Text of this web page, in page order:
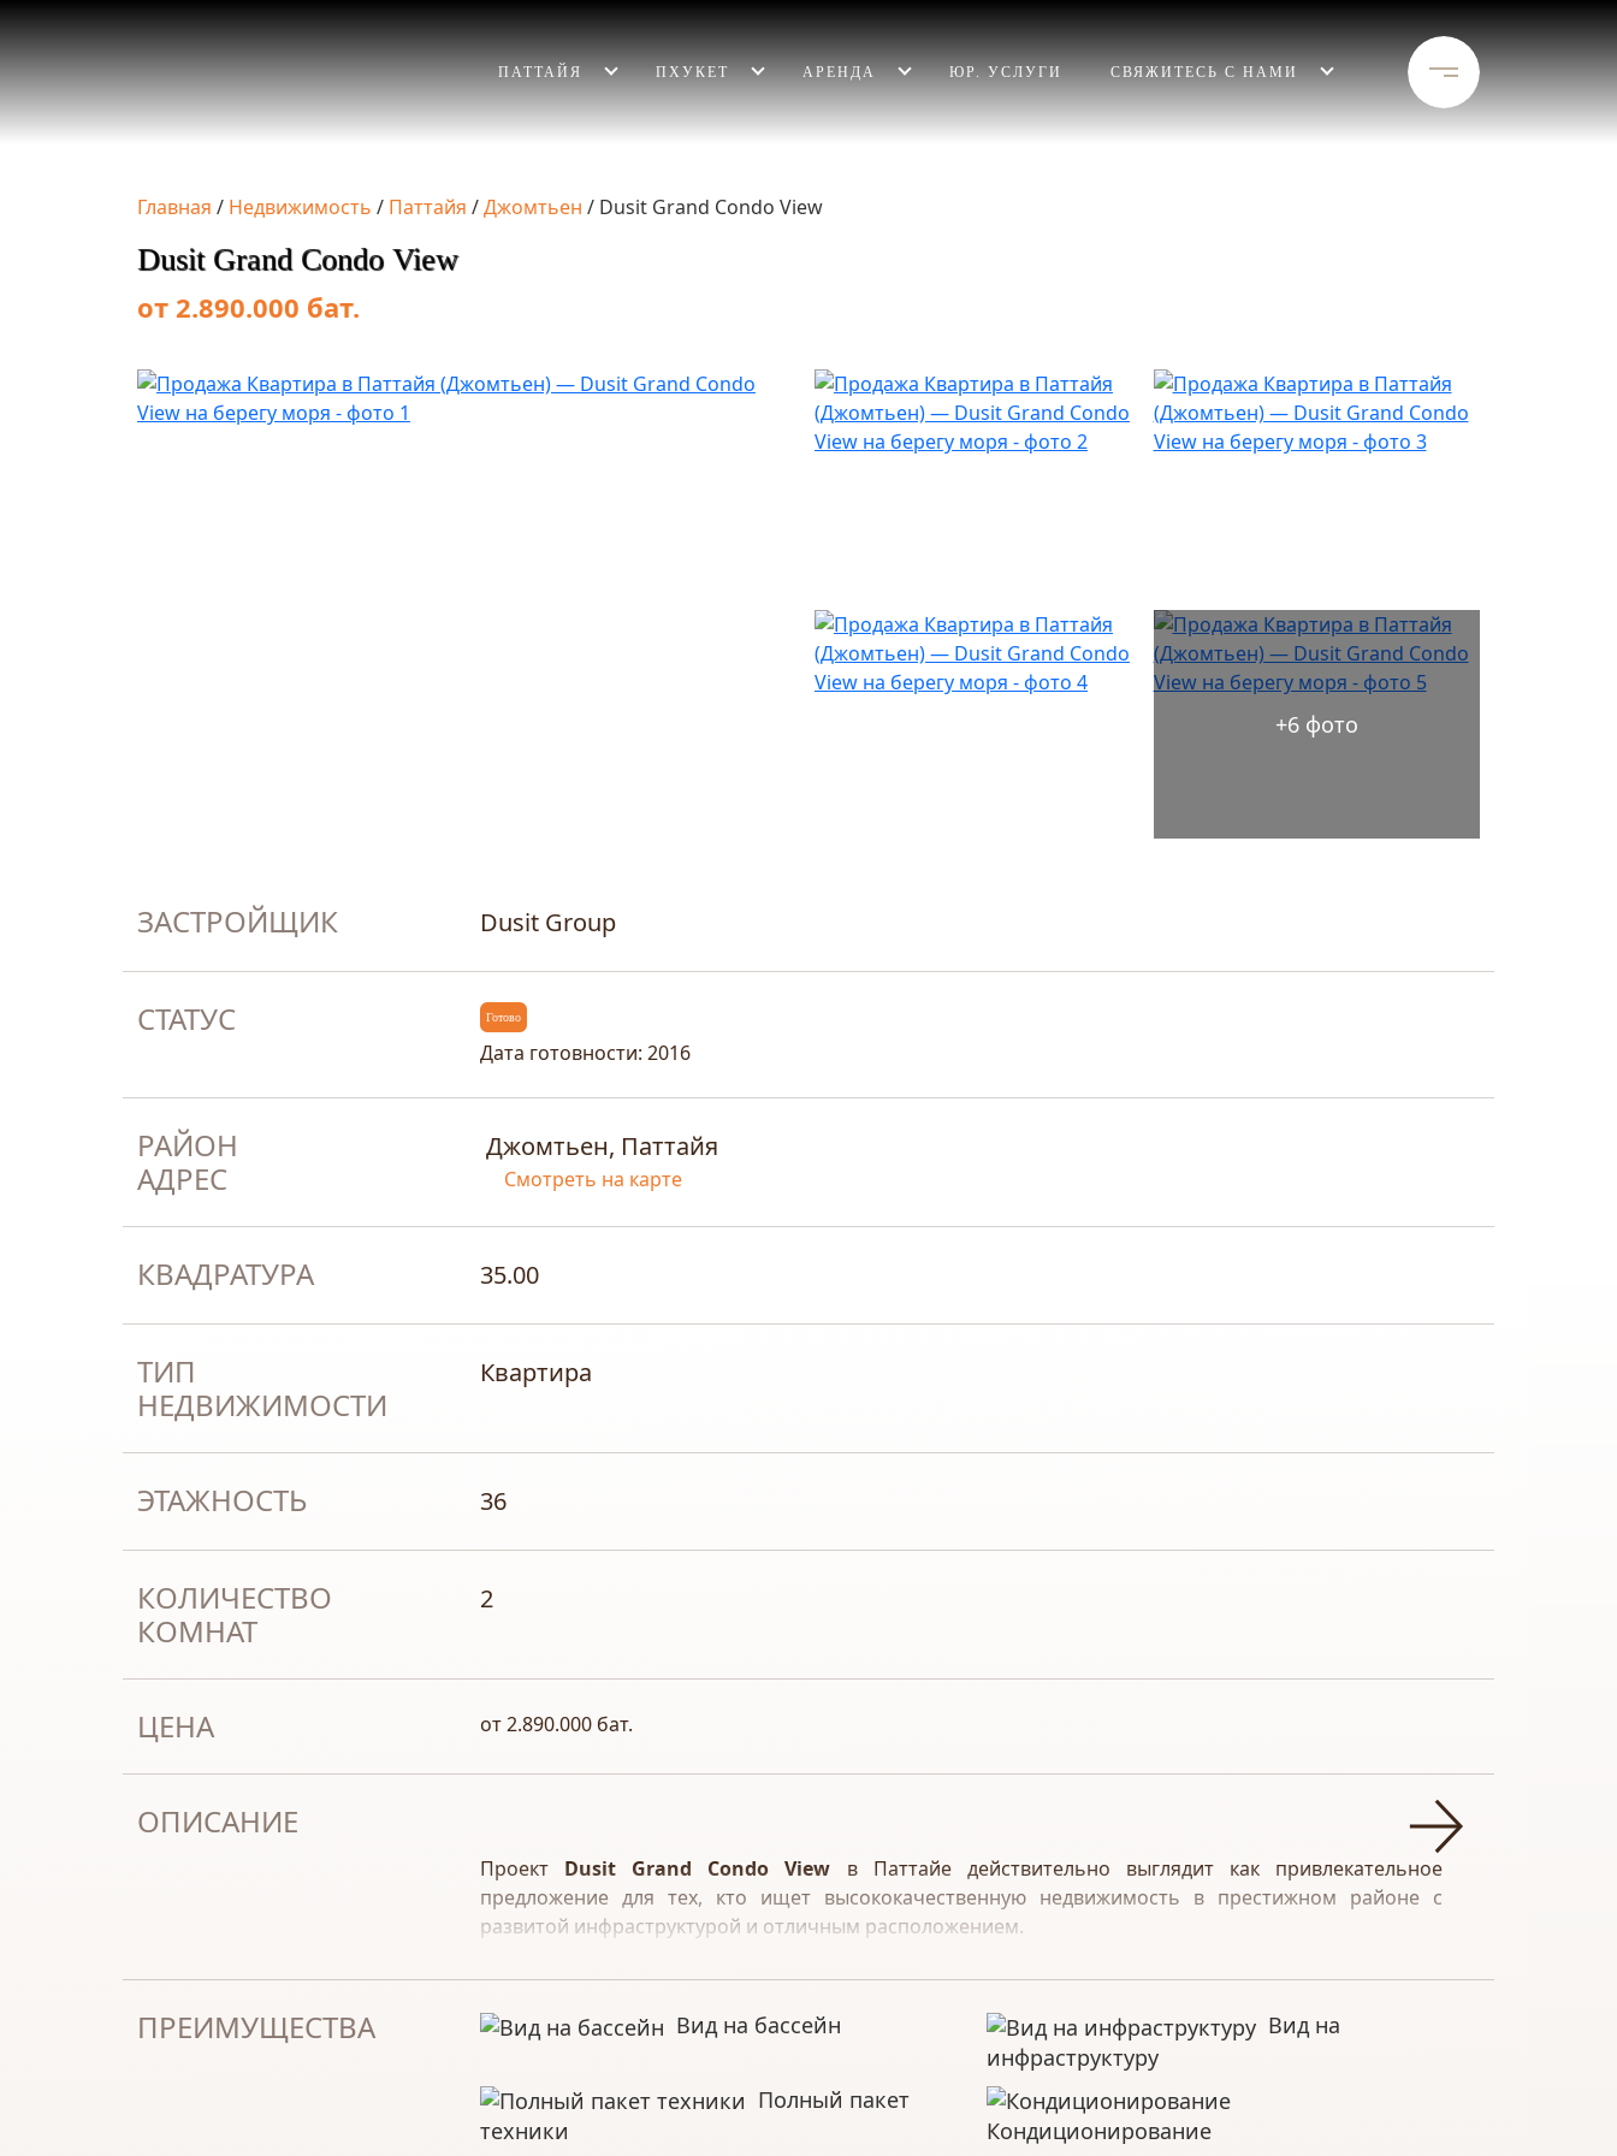
ПАТТАЙЯ ПХУКЕТ АРЕНДА ЮР. УСЛУГИ СВЯЖИТЕСЬ С НАМИ
Главная / Недвижимость / Паттайя /Джомтьен / Dusit Grand Condo View
Dusit Grand Condo View
от 2.890.000 бат.
+6 фото
ЗАСТРОЙЩИК Dusit Group
СТАТУС Готово
Дата готовности: 2016
РАЙОН
АДРЕС
Джомтьен, Паттайя
Смотреть на карте
КВАДРАТУРА 35.00
ТИП
НЕДВИЖИМОСТИ
Квартира
ЭТАЖНОСТЬ 36
КОЛИЧЕСТВО
КОМНАТ
2
ЦЕНА от 2.890.000 бат.
ОПИСАНИЕ
Проект Dusit Grand Condo View в Паттайе действительно выглядит как привлекательное
предложение для тех, кто ищет высококачественную недвижимость в престижном районе с
развитой инфраструктурой и отличным расположением.
аэропорта Утапао, что делает его удобным для туристов и владельцев недвижимости, часто
путешествующих.
Типы апартаментов и цены:
Однокомнатные квартиры (от 34 м²) – 2,890 млн бат.
Двухкомнатные квартиры (от 41 м²) – 4,200 млн бат.
ПРЕИМУЩЕСТВА Вид на бассейн
Вид на
инфраструктуру
Полный пакет
техники
Кондиционирование